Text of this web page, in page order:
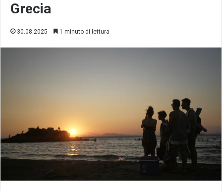
Grecia
30.08.2025 1 minuto di lettura